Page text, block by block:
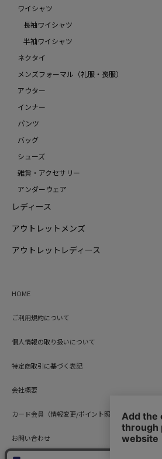
ワイシャツ
長袖ワイシャツ
半袖ワイシャツ
ネクタイ
メンズフォーマル（礼服・喪服）
アウター
インナー
パンツ
バッグ
シューズ
雑貨・アクセサリー
アンダーウェア
レディース
アウトレットメンズ
アウトレットレディース
HOME
ご利用規約について
個人情報の取り扱いについて
特定商取引に基づく表記
会社概要
カード会員（情報変更/ポイント照会）
お問い合わせ